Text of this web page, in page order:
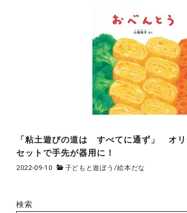
「粘土遊びの道は すべてに通ず」 オリ
セットで手先が器用に！
2022-09-10 子どもと遊ぼう /絵本だな
検索